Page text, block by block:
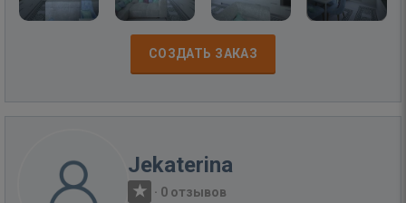
СОЗДАТЬ ЗАКАЗ
Jekaterina
· 0 отзывов